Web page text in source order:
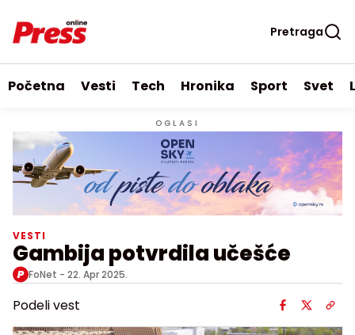
Pretraga
Početna Vesti Tech Hronika Sport Svet
OGLASI
VESTI
Gambija potvrdila učešće
FoNet - 22. Apr 2025.
Podeli vest